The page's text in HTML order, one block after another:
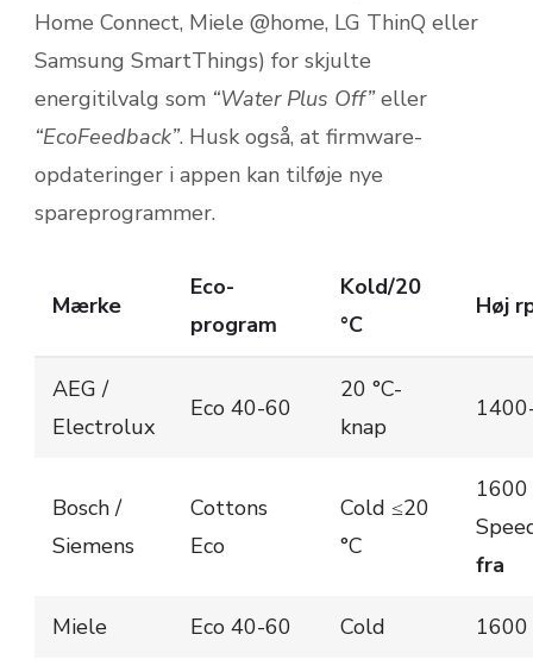
Home Connect, Miele @home, LG ThinQ eller
Samsung SmartThings) for skjulte
energitilvalg som “Water Plus Off”eller
“EcoFeedback”. Husk også, at firmware-
opdateringer i appen kan tilføje nye
spareprogrammer.
Mærke
Eco-
program
Kold/20
°C
Høj
AEG /
Electrolux
Eco 40-60
20 °C-
knap
Bosch /
Siemens
Cottons
Eco
Cold ≤20
°C
fra
Miele Eco 40-60 Cold 1600